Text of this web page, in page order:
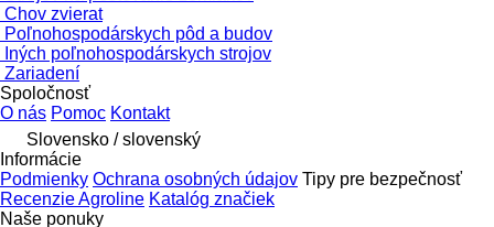
Chov zvierat
Poľnohospodárskych pôd a budov
Iných poľnohospodárskych strojov
Zariadení
Spoločnosť
O nás Pomoc Kontakt
Slovensko / slovenský
Informácie
Podmienky Ochrana osobných údajov Tipy pre bezpečnosť
Recenzie Agroline Katalóg značiek
Naše ponuky